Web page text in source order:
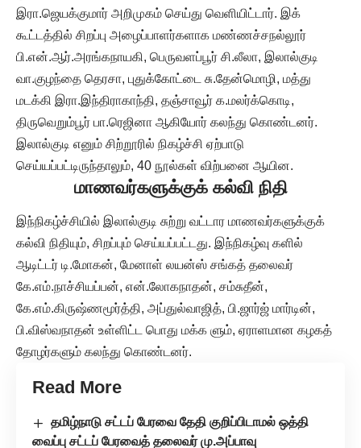
இரா.ஜெயக்குமார் அறிமுகம் செய்து வெளியிட்டார். இக்
கூட்டத்தில் சிறப்பு அழைப்பாளர்களாக மண்ணச்சநல்லூர்
பி.என்.ஆர்.அரங்கநாயகி, பெருவளப்பூர் சி.லீலா, இலால்குடி
வா.குழந்தை தெரசா, புதுக்கோட்டை சு.தேன்மொழி, மத்து
மடக்கி இரா.இந்திராகாந்தி, தஞ்சாவூர் க.மலர்க்கொடி,
திருவெறும்பூர் பா.ரெஜினா ஆகியோர் கலந்து கொண்டனர்.
இலால்குடி எனும் சிற்றூரில் நிகழ்ச்சி ஏற்பாடு
செய்யப்பட்டிருந்தாலும், 40 நூல்கள் விற்பனை ஆயின.
மாணவர்களுக்குக் கல்வி நிதி
இந்நிகழ்ச்சியில் இலால்குடி சுற்று வட்டார மாணவர்களுக்குக்
கல்வி நிதியும், சிறப்பும் செய்யப்பட்டது. இந்நிகழ்வு களில்
ஆடிட்டர் டி.மோகன், மேனாள் லயன்ஸ் சங்கத் தலைவர்
கே.எம்.நாச்சியப்பன், என்.லோகநாதன், சம்சுதீன்,
கே.எம்.கிருஷ்ணமூர்த்தி, அப்துல்வாஜித், பி.ஜார்ஜ் மார்டின்,
பி.விஸ்வநாதன் உள்ளிட்ட பொது மக்க ளும், ஏராளமான கழகத்
தோழர்களும் கலந்து கொண்டனர்.
Read More
தமிழ்நாடு சட்டப் பேரவை தேதி குறிப்பிடாமல் ஒத்தி
வைப்பு சட்டப் பேரவைத் தலைவர் மு.அப்பாவு